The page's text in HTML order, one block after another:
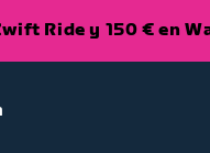
Ride y 150 € en